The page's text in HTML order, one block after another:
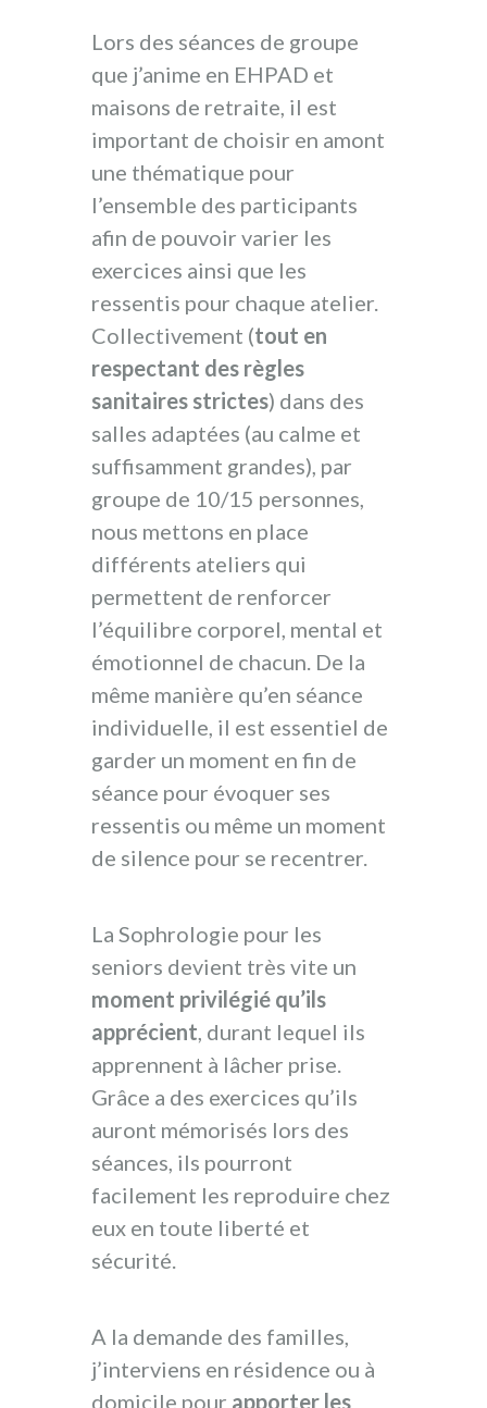
Lors des séances de groupe
que j’anime en EHPAD et
maisons de retraite, il est
important de choisir en amont
une thématique pour
l’ensemble des participants
afin de pouvoir varier les
exercices ainsi que les
ressentis pour chaque atelier.
Collectivement (tout en
respectant des règles
sanitaires strictes) dans des
salles adaptées (au calme et
suffisamment grandes), par
groupe de 10/15 personnes,
nous mettons en place
différents ateliers qui
permettent de renforcer
l’équilibre corporel, mental et
émotionnel de chacun. De la
même manière qu’en séance
individuelle, il est essentiel de
garder un moment en fin de
séance pour évoquer ses
ressentis ou même un moment
de silence pour se recentrer.
La Sophrologie pour les
seniors devient très vite un
moment privilégié qu’ils
apprécient, durant lequel ils
apprennent à lâcher prise.
Grâce a des exercices qu’ils
auront mémorisés lors des
séances, ils pourront
facilement les reproduire chez
eux en toute liberté et
sécurité.
A la demande des familles,
j’interviens en résidence ou à
domicile pour apporter les